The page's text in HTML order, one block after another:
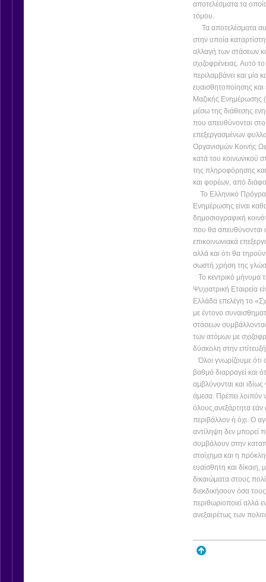
αποτελέσματα τα
τόμου.
Τα αποτελέσματα
στην οποία
αλλαγή των στάσεων
σχιζοφρένειας. Αυτό
περιλαμβάνει και μία
ευαισθητοποίησης
Μαζικής Ενημέρωσης
μέσω της διάθεσης
που απευθύνονται
επεξεργασμένων
Οργανισμών Κοινής
κατά του κοινωνικού
της πληροφόρησης
και φορέων, από
Το Ελληνικό
Ενημέρωσης είναι
δημοσιογραφική
που θα απευθύνονται
επικοινωνιακά
αλλά και ότι θα
σωστή χρήση της
Το κεντρικό μήνυμα
Ψυχιατρική Εταιρεία
Ελλάδα επελέγη το
με έντονο
στάσεων
των ατόμων με
δύσκολη στην
Όλοι γνωρίζουμε ότι
βαθμό διαρραγεί και
αμβλύνονται και
άμεσα. Πρέπει λοιπόν
όλους,ανεξάρτητα εάν
περιβάλλον ή όχι. Ο
αντίληψη δεν μπορεί
συμβάλουν στην
στοίχημα και η
ευαίσθητη και δίκαιη,
δικαιώματα στους
διεκδικήσουν όσα
περιθωριοποιεί αλλά
ανεξαιρέτως των